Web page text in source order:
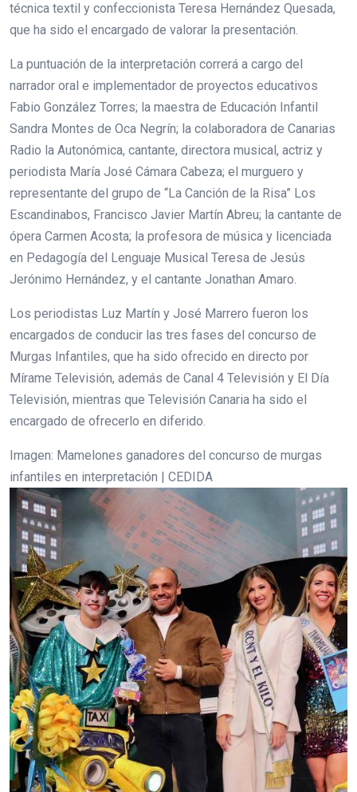
técnica textil y confeccionista Teresa Hernández Quesada,
que ha sido el encargado de valorar la presentación.
La puntuación de la interpretación correrá a cargo del
narrador oral e implementador de proyectos educativos
Fabio González Torres; la maestra de Educación Infantil
Sandra Montes de Oca Negrín; la colaboradora de Canarias
Radio la Autonómica, cantante, directora musical, actriz y
periodista María José Cámara Cabeza; el murguero y
representante del grupo de “La Canción de la Risa” Los
Escandinabos, Francisco Javier Martín Abreu; la cantante de
ópera Carmen Acosta; la profesora de música y licenciada
en Pedagogía del Lenguaje Musical Teresa de Jesús
Jerónimo Hernández, y el cantante Jonathan Amaro.
Los periodistas Luz Martín y José Marrero fueron los
encargados de conducir las tres fases del concurso de
Murgas Infantiles, que ha sido ofrecido en directo por
Mírame Televisión, además de Canal 4 Televisión y El Día
Televisión, mientras que Televisión Canaria ha sido el
encargado de ofrecerlo en diferido.
Imagen: Mamelones ganadores del concurso de murgas
infantiles en interpretación | CEDIDA